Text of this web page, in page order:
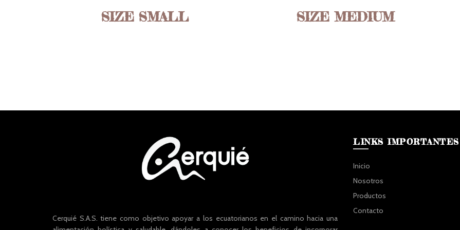
SIZE SMALL SIZE MEDIUM
Cerquié S.A.S. tiene como objetivo apoyar a los ecuatorianos en el camino hacia una
LINKS IMPORTANTES
Inicio
Nosotros
Productos
Contacto